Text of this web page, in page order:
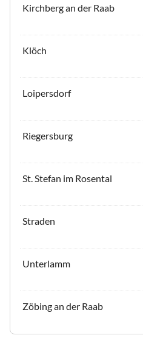
Kirchberg an der Raab
Klöch
Loipersdorf
Riegersburg
St. Stefan im Rosental
Straden
Unterlamm
Zöbing an der Raab